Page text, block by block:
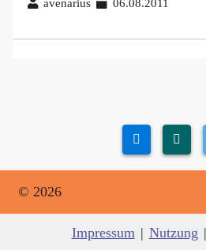
© 2026
Impressum | Nutzung |